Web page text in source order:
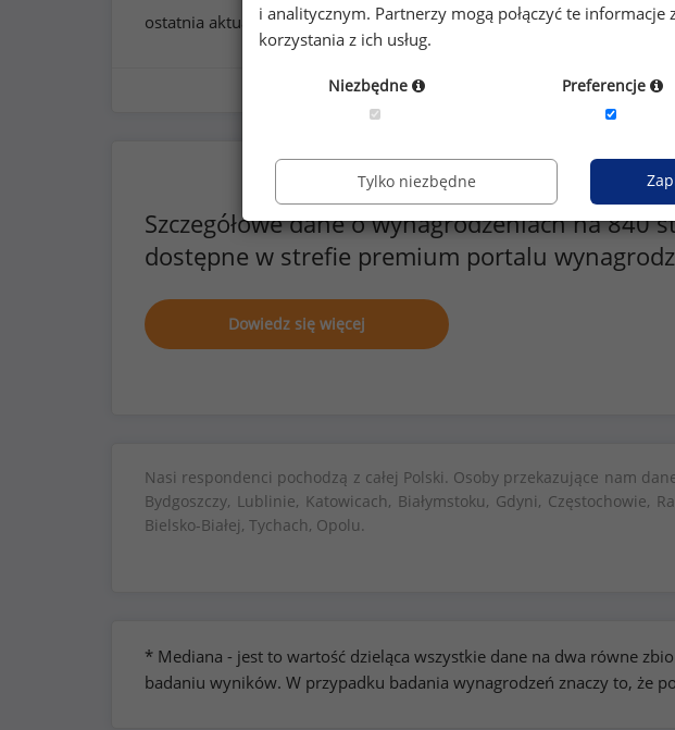
ostatnia aktualizacja:styczeń 2026
Szczegółowe dane o wynagrodzeniach na 840
dostępne w strefie premium portalu
Dowiedz się więcej
Nasi respondenci pochodzą z całej Polski. Osoby przekazujące nam
Bydgoszczy, Lublinie, Katowicach, Białymstoku, Gdyni, Częstochowie,
Bielsko-Białej, Tychach, Opolu.
* Mediana - jest to wartość dzieląca wszystkie dane na dwa równe
badaniu wyników. W przypadku badania wynagrodzeń znaczy to, że
i analitycznym. Partnerzy mogą połączyć te
korzystania z ich usług.
Niezbędne Preferencje
Tylko niezbędne